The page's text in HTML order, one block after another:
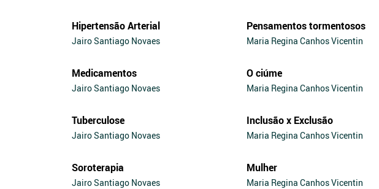
Hipertensão Arterial
Jairo Santiago Novaes
Medicamentos
Jairo Santiago Novaes
Tuberculose
Jairo Santiago Novaes
Soroterapia
Jairo Santiago Novaes
Pensamentos tormentosos
Maria Regina Canhos Vicentin
O ciúme
Maria Regina Canhos Vicentin
Inclusão x Exclusão
Maria Regina Canhos Vicentin
Mulher
Maria Regina Canhos Vicentin